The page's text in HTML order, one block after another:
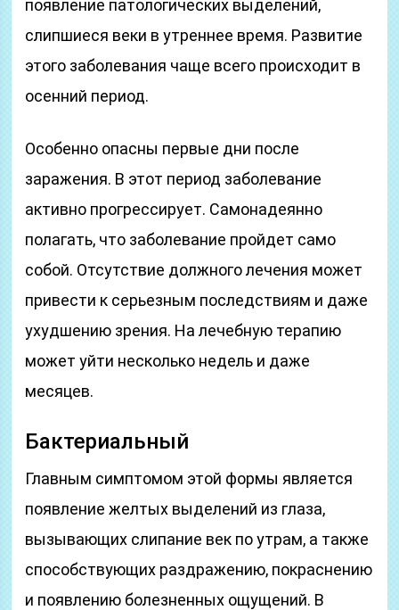
появление патологических выделений,
слипшиеся веки в утреннее время. Развитие
этого заболевания чаще всего происходит в
осенний период.
Особенно опасны первые дни после
заражения. В этот период заболевание
активно прогрессирует. Самонадеянно
полагать, что заболевание пройдет само
собой. Отсутствие должного лечения может
привести к серьезным последствиям и даже
ухудшению зрения. На лечебную терапию
может уйти несколько недель и даже
месяцев.
Бактериальный
Главным симптомом этой формы является
появление желтых выделений из глаза,
вызывающих слипание век по утрам, а также
способствующих раздражению, покраснению
и появлению болезненных ощущений. В